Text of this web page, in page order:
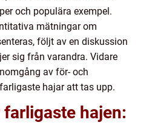
och populära exempel.
mätningar om
följt av en diskussion
sig från varandra. Vidare
av för- och
hajar att tas upp.
hajen: